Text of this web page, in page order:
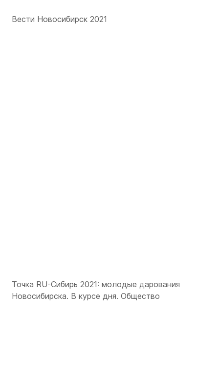
Вести Новосибирск 2021
Точка RU-Сибирь 2021: молодые дарования
Новосибирска. В курсе дня. Общество